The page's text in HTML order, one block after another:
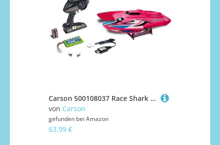
Carson 500108037 Race Shark FD 2.4G 100% RTR pink - ferngesteuertes Boot für Kinder ab 8 Jahren, RC Boot,RC,bis zu 25 km/h, 100% RTR (Ready to Run), mit 2.4 GHz Fernbedienung
von Carson
gefunden bei Amazon
63,99 €